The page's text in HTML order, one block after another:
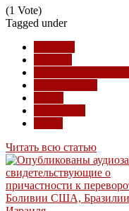
(1 Vote)
Tagged under
Читать всю статью